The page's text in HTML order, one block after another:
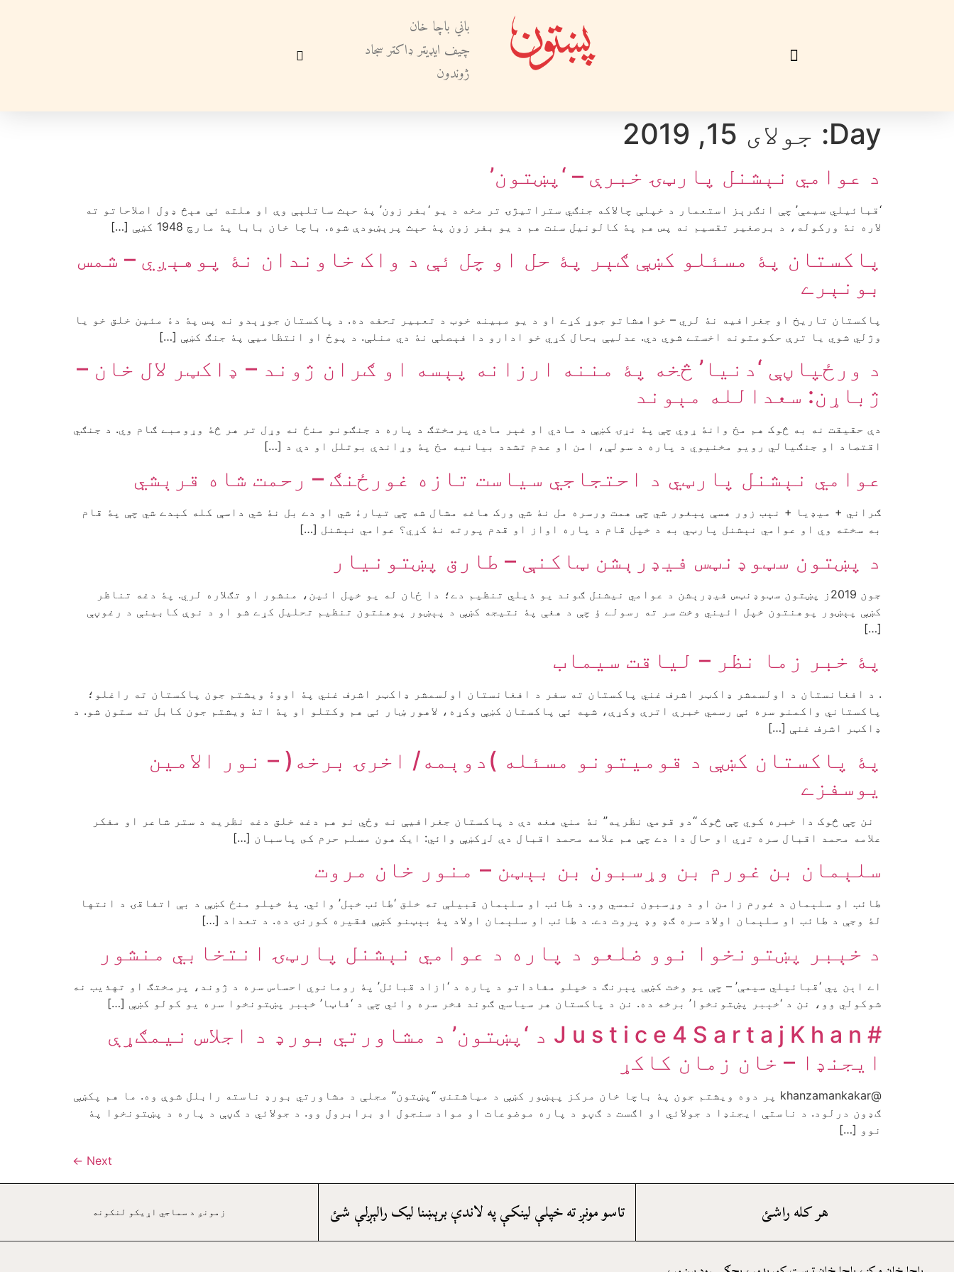
باني باچا خان
چيف ايډيټر ډاکټر سجاد
ژوندون
Day: جولای 15, 2019
د عوامي نېشنل پارټۍ خبرې – ‘پښتون’
‘قبائیلي سیمې’ چې انګرېز استعمار د خپلې چالاکه جنګي ستراتیژۍ تر مخه د یو ‘بفر زون’ پۀ حېث ساتلېې وې او هلته ئې هېڅ ډول اصلاحاتو ته
لاره نۀ ورکوله، د برصغیر تقسیم نه پس هم پۀ کالونیل سنت هم د یو بفر زون پۀ حېث پرېښودې شوه. باچا خان بابا پۀ مارچ 1948 کښې […]
پاکستان پۀ مسئلو کښې ګېر پۀ حل او چل ئې د واک خاوندان نۀ پوهېږي – شمس
بونېرے
پاکستان تاريخ او جغرافيه نۀ لري – خواهشاتو جوړ کړے او د یو مبینه خوب د تعبیر تحفه ده. د پاکستان جوړېدو نه پس پۀ دۀ مئين خلق خو يا
وژلي شوي يا ترې حکومتونه اخستے شوي دي. عدليې بحال کړي خو ادارو دا فېصلې نۀ دي منلې. د پوځ او انتظاميې پۀ جنګ کښې […]
د ورځپاڼې ‘دنیا’ څخه پۀ مننه ارزانه پېسه او ګران ژوند – ‌ډاکټر لال خان –
ژباړن: سعدالله مېوند
دې حقیقت نه به څوک هم مخ وانۀ ړوي چې پۀ نړۍ کښې د مادي او غېر مادي پرمختګ د پاره د جنګونو منځ نه وړل تر هر څۀ وړومبے ګام وي. د جنګي
اقتصاد او جنګیالي رویو مخنیوي د پاره د سولې، امن او عدم تشدد بیانیه مخ پۀ وړاندې بوتلل او دې د […]
عوامي نېشنل پارټي د احتجاجي سیاست تازه غورځنګ – رحمت شاه قرېشي
ګراني + میډیا + نېب زور هسې پېغور شي چې همت ورسره مل نۀ شي ورک هاغه مشال شه چې تیارۀ شي او دے بل نۀ شي داسې کله کېدے شي چې پۀ قام
به سخته وي او عوامي نېشنل پارټي به د خپل قام د پاره اواز او قدم پورته نۀ کړي؟ عوامي نېشنل […]
د پښتون سټوډنټس فیډرېشن ټاکنې – طارق پښتونیار
جون 2019ز پښتون سټوډنټس فیډرېشن د عوامي نیشنل ګوند یو ذیلي تنظیم دے؛ دا ځان له یو خپل ائین، منشور او تګلاره لري. پۀ دغه تناظر
کښې پېښور پوهنتون خپل ائیني وخت سر ته رسولے ؤ چې د هغې پۀ نتیجه کښې د پېښور پوهنتون تنظیم تحلیل کړے شو او د نوې کابینې د رغوڼې
[…]
پۀ خبر زما نظر – لیاقت سیماب
. د افغانستان د اولسمشر ډاکټر اشرف غني پاکستان ته سفر د افغانستان اولسمشر ډاکټر اشرف غني پۀ اووۀ ويشتم جون پاکستان ته راغلو؛
پاکستاني واکمنو سره ئې رسمي خبرې اترې وکړې، شپه ئې پاکستان کښې وکړه، لاهور ښار ئې هم وکتلو او پۀ اتۀ ویشتم جون کابل ته ستون شو. د
ډاکټر اشرف غنې […]
پۀ پاکستان کښې د قومیتونو مسئله )دوېمه/ اخرۍ برخه( – نور الامین
یوسفزے
نن چې څوک دا خبره کوي چې څوک “دو قومي نظريه” نۀ مني هغه دې د پاکستان جغرافيې نه وځي نو هم دغه خلق دغه نظريه د ستر شاعر او مفکر
علامه محمد اقبال سره تړي او حال دا دے چې هم علامه محمد اقبال دې لړکښې وائي: ايک هون مسلم حرم کى پاسبان […]
سلېمان بن غورم بن وړسبون بن بېټن – منور خان مروت
طائب او سلېمان د غورم زامن او د وړسبون نمسي وو. د طائب او سلېمان قبیلې ته خلق ‘طائب خېل’ وائي. پۀ خپلو منځ کښې د بې اتفاقۍ د انتها
لۀ وجې د طائب او سلېمان اولاد سره ګډ وډ پروت دے. د طائب او سلېمان اولاد پۀ بېټنو کښې فقیره کورنۍ ده. د تعداد […]
د خېبر پښتونخوا نوو ضلعو د پاره د عوامي نېشنل پارټۍ انتخابي منشور
اے اېن پي ‘قبائیلي سیمې’ – چې یو وخت کښې پېرنګ د خپلو مفاداتو د پاره د ‘ازاد قبائل’ پۀ رومانوي احساس سره د ژوند، پرمختګ او تهذیب نه
شوکولي وو، نن د ‘خېبر پښتونخوا’ برخه ده. نن د پاکستان هر سیاسي ګوند فخر سره وائي چې د ‘فاټا’ خېبر پښتونخوا سره یو کولو کښې […]
# J u s t i c e 4 S a r t a j K h a n د ‘پښتون’ د مشاورتي بورډ د اجلاس نیمګړې
ایجنډا – خان زمان کاکړ
@khanzamankakar پر دوه ویشتم جون پۀ باچا خان مرکز پېښور کښې د مياشتنۍ “پښتون” مجلې د مشاورتي بورډ ناسته رابلل شوې وه. ما هم پکښې
ګډون درلود. د ناستې ايجنډا د جولائي او اګست د ګڼو د پاره موضوعات او مواد سنجول او برابرول وو. د جولائي د ګڼې د پاره د پښتونخوا پۀ
نوو […]
Next
←
هر کله راشئ تاسو مونږ ته خپلې لينکې په لاندې برېښنا ليک رالېږلې شئ زمونږ د سماجي اړيکو لنکونه